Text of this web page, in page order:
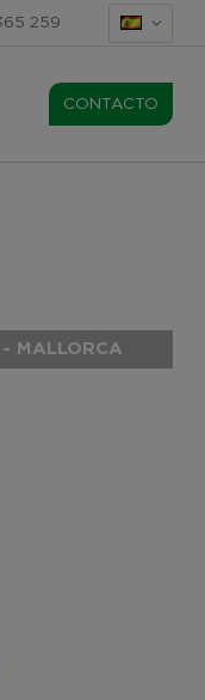
259
CONTACTO
- MALLORCA